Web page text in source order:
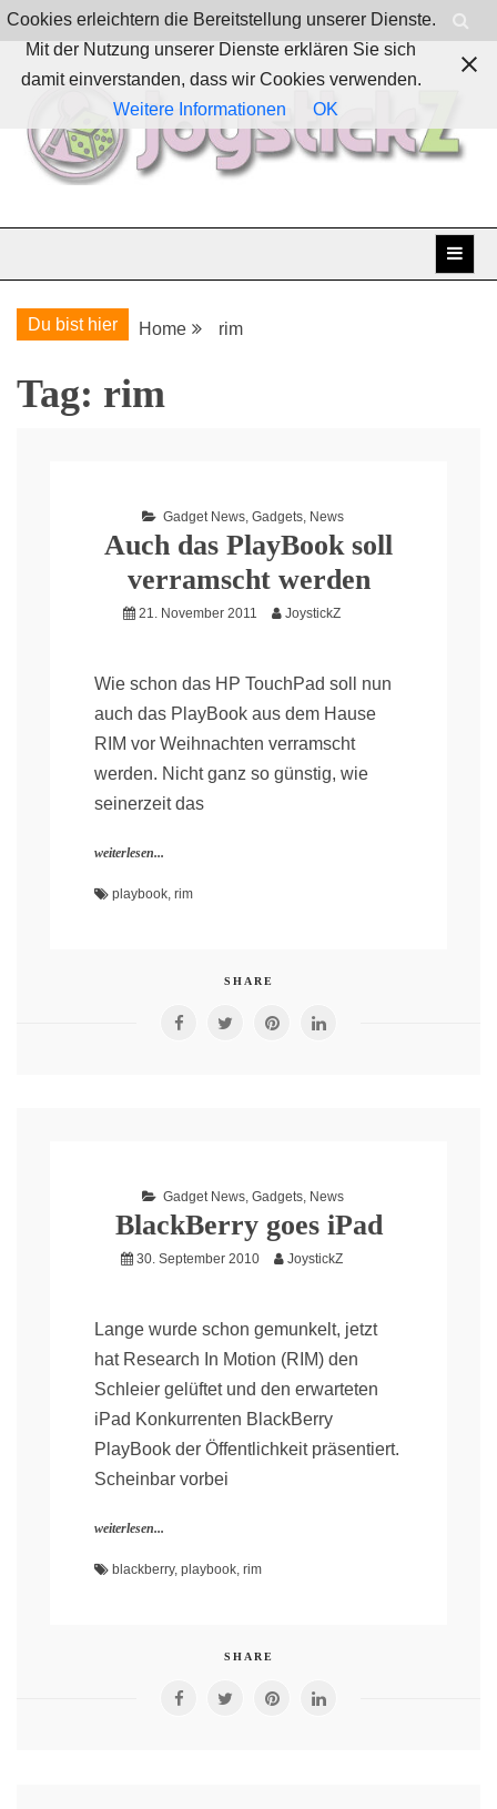
Skip
to
content
JoystickZ
Du bist hier Home rim
Tag: rim
Gadget News, Gadgets, News
Auch das PlayBook soll
verramscht werden
21. November 2011 JoystickZ
Wie schon das HP TouchPad soll nun
auch das PlayBook aus dem Hause
RIM vor Weihnachten verramscht
werden. Nicht ganz so günstig, wie
seinerzeit das
weiterlesen...
playbook, rim
SHARE
Gadget News, Gadgets, News
BlackBerry goes iPad
30. September 2010 JoystickZ
Lange wurde schon gemunkelt, jetzt
hat Research In Motion (RIM) den
Schleier gelüftet und den erwarteten
iPad Konkurrenten BlackBerry
PlayBook der Öffentlichkeit präsentiert.
Scheinbar vorbei
weiterlesen...
blackberry, playbook, rim
SHARE
Cookies erleichtern die Bereitstellung unserer Dienste.
Mit der Nutzung unserer Dienste erklären Sie sich
damit einverstanden, dass wir Cookies verwenden.
Weitere Informationen
OK